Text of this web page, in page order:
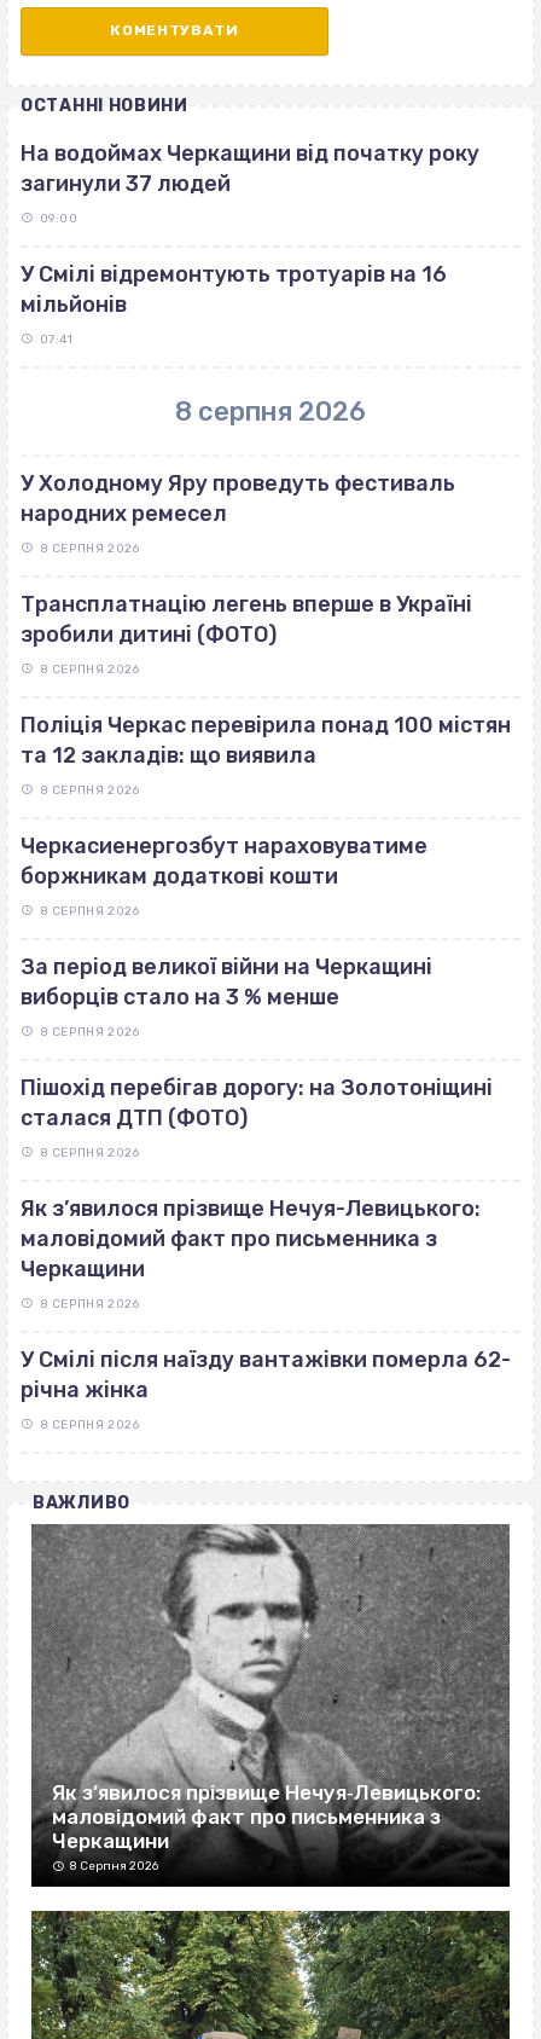
ОСТАННІ НОВИНИ
На водоймах Черкащини від початку року
загинули 37 людей
09:00
У Смілі відремонтують тротуарів на 16
мільйонів
07:41
8 серпня 2026
У Холодному Яру проведуть фестиваль
народних ремесел
8 СЕРПНЯ 2026
Трансплатнацію легень вперше в Україні
зробили дитині (ФОТО)
8 СЕРПНЯ 2026
Поліція Черкас перевірила понад 100 містян
та 12 закладів: що виявила
8 СЕРПНЯ 2026
Черкасиенергозбут нараховуватиме
боржникам додаткові кошти
8 СЕРПНЯ 2026
За період великої війни на Черкащині
виборців стало на 3 % менше
8 СЕРПНЯ 2026
Пішохід перебігав дорогу: на Золотоніщині
сталася ДТП (ФОТО)
8 СЕРПНЯ 2026
Як з’явилося прізвище Нечуя-Левицького:
маловідомий факт про письменника з
Черкащини
8 СЕРПНЯ 2026
У Смілі після наїзду вантажівки померла 62-
річна жінка
8 СЕРПНЯ 2026
ВАЖЛИВО
Як з’явилося прізвище Нечуя‐Левицького:
маловідомий факт про письменника з
Черкащини
8 Серпня 2026